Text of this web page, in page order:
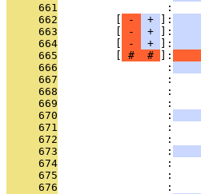
     661
:
     662
- + ]:
     663
- + ]:
     664
- + ]:
     665
# # ]:
     666
                 :
     667
:
     668
:
     669
:
     670
                 :
     671
:
     672
:
     673
                 :
     674
:
     675
:
     676
: